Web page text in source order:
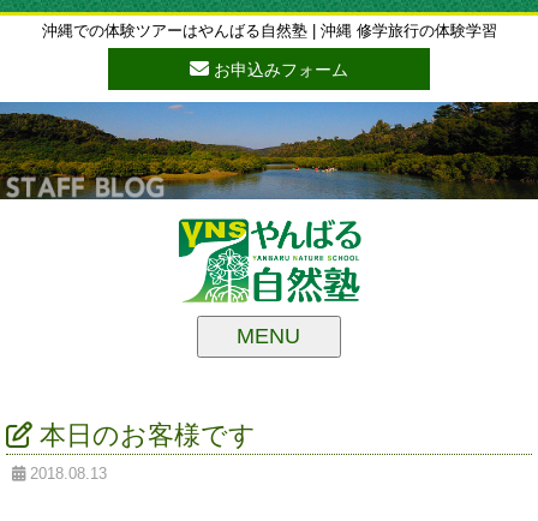
沖縄での体験ツアーはやんばる自然塾 | 沖縄 修学旅行の体験学習
お申込みフォーム
MENU
本日のお客様です
2018.08.13